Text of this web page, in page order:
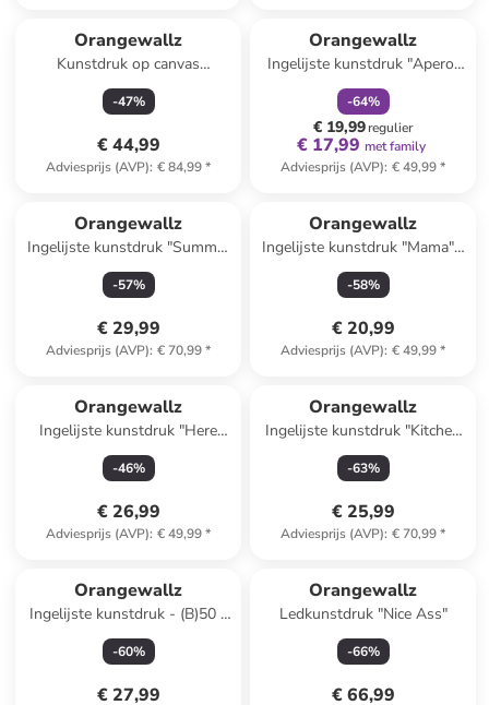
Orangewallz
Kunstdruk op canvas
"Summer Meadow"
-47%
€ 44,99
Adviesprijs (AVP): € 84,99*
Orangewallz
Ingelijste kunstdruk "Aperol
Apres Ski"
-64%
€ 19,99regulier
€ 17,99 met family
Adviesprijs (AVP): € 49,99*
Orangewallz
Ingelijste kunstdruk "Summer
Feeling"
-57%
€ 29,99
Adviesprijs (AVP): € 70,99*
Orangewallz
Ingelijste kunstdruk "Mama" -
(B)40 x (H)50 cm
-58%
€ 20,99
Adviesprijs (AVP): € 49,99*
Orangewallz
Ingelijste kunstdruk "Here
Comes the Sun"
-46%
€ 26,99
Adviesprijs (AVP): € 49,99*
Orangewallz
Ingelijste kunstdruk "Kitchen
Disco" - (B)50 x (H)70 cm
-63%
€ 25,99
Adviesprijs (AVP): € 70,99*
Orangewallz
Ingelijste kunstdruk - (B)50 x
(H)70 cm
-60%
€ 27,99
Orangewallz
Ledkunstdruk "Nice Ass"
-66%
€ 66,99